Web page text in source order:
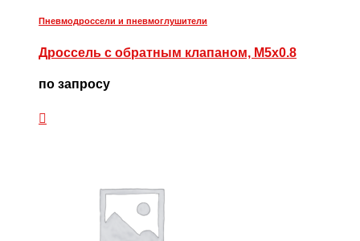
Пневмодроссели и пневмоглушители
Дроссель с обратным клапаном, М5х0.8
по запросу